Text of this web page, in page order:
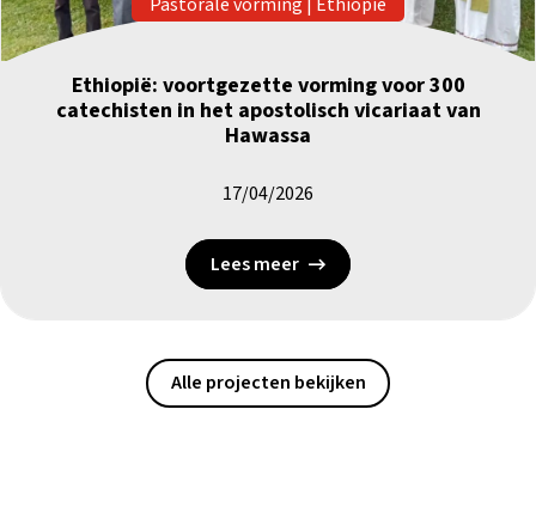
Pastorale vorming | Ethiopië
Ethiopië: voortgezette vorming voor 300
catechisten in het apostolisch vicariaat van
Hawassa
17/04/2026
Lees meer
Alle projecten bekijken